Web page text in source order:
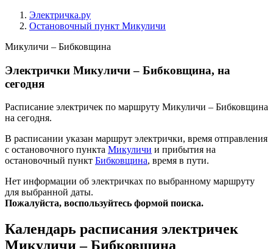
Электричка.ру
Остановочный пункт Микуличи
Микуличи – Бибковщина
Электрички Микуличи – Бибковщина, на
сегодня
Расписание электричек по маршруту Микуличи – Бибковщина
на сегодня.
В расписании указан маршрут электрички, время отправления
с остановочного пункта Микуличи и прибытия на
остановочный пункт Бибковщина, время в пути.
Нет информации об электричках по выбранному маршруту
для выбранной даты.
Пожалуйста, воспользуйтесь формой поиска.
Календарь расписания электричек
Микуличи – Бибковщина